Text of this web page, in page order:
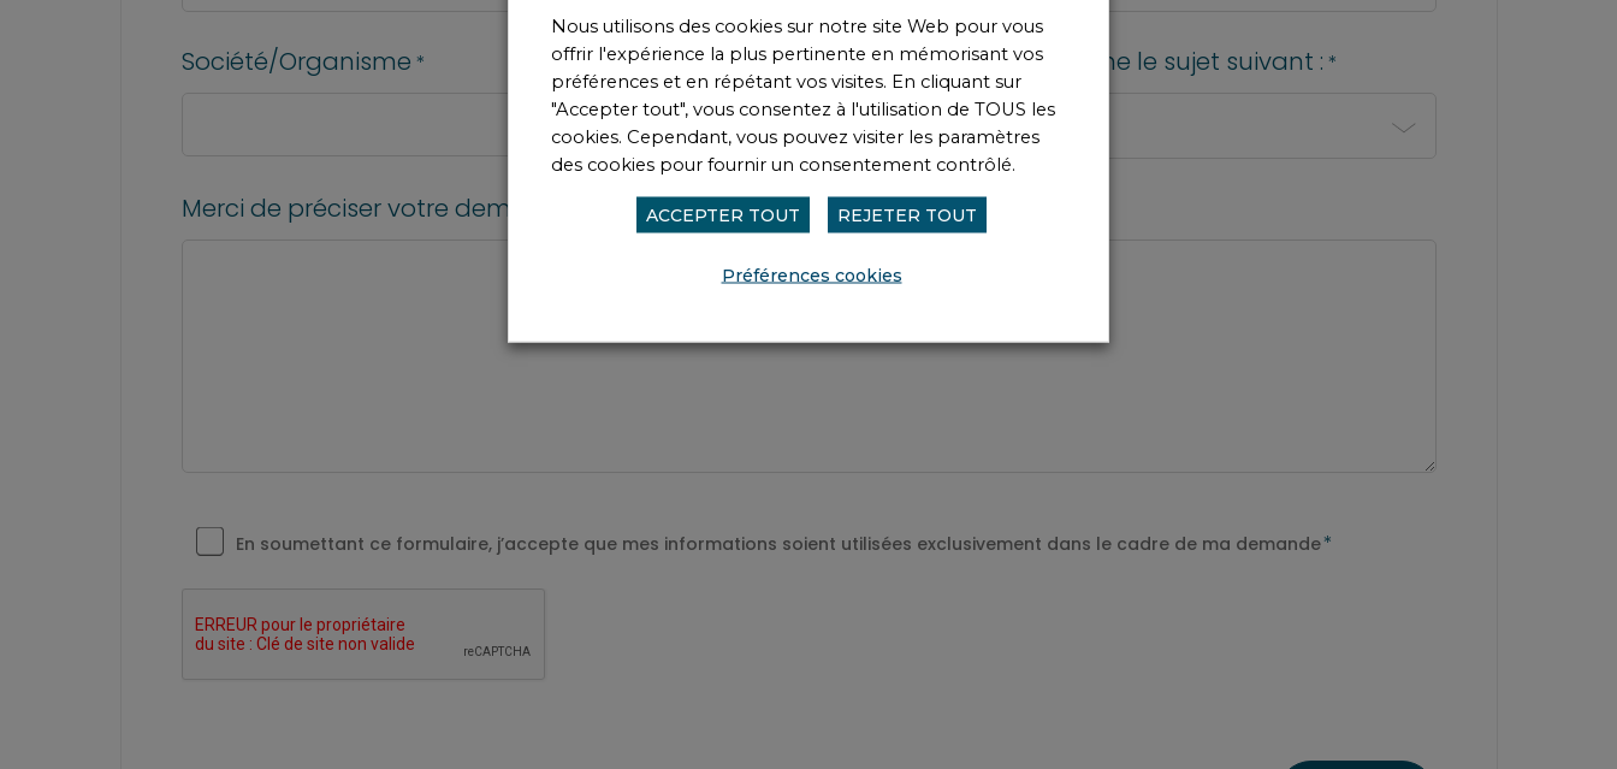
Société/Organisme * Votre demande concerne le sujet suivant : *
Merci de préciser votre demande :
En soumettant ce formulaire, j’accepte que mes informations soient utilisées exclusivement dans le cadre de ma demande*
Nous utilisons des cookies sur notre site Web pour vous
offrir l'expérience la plus pertinente en mémorisant vos
préférences et en répétant vos visites. En cliquant sur
"Accepter tout", vous consentez à l'utilisation de TOUS les
cookies. Cependant, vous pouvez visiter les paramètres
des cookies pour fournir un consentement contrôlé.
ACCEPTER TOUT REJETER TOUT
Préférences cookies